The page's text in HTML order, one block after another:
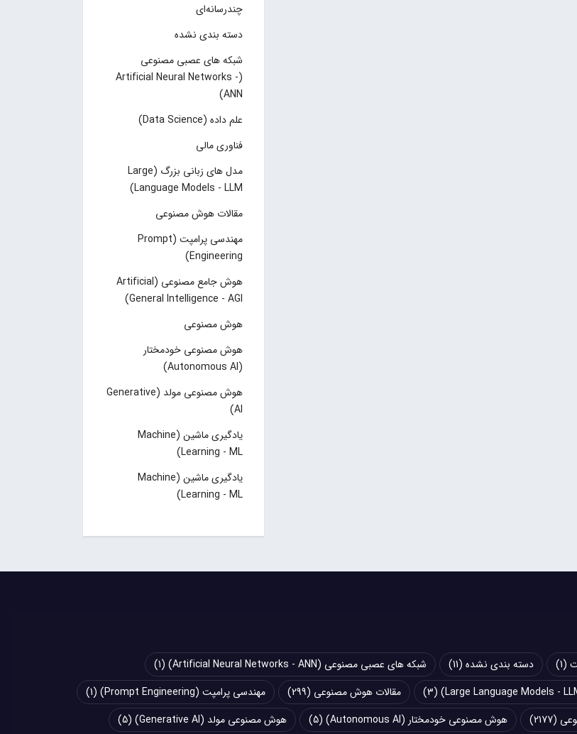
چند‌‌رسانه‌ای
دسته بندی نشده
شبکه های عصبی مصنوعی
(Artificial Neural Networks -
ANN)
علم داده (Data Science)
فناوری مالی
مدل های زبانی بزرگ (Large
Language Models - LLM)
مقالات هوش مصنوعی
مهندسی پرامپت (Prompt
Engineering)
هوش جامع مصنوعی (Artificial
General Intelligence - AGI)
هوش مصنوعی
هوش مصنوعی خودمختار
(Autonomous AI)
هوش مصنوعی مولد (Generative
AI)
یادگیری ماشین (Machine
Learning - ML)
یادگیری ماشین (Machine
Learning - ML)
(1) دسته بندی نشده (11) شبکه های عصبی مصنوعی (Artificial Neural Networks - ANN)
(1)
(3) مقالات هوش مصنوعی (299) مهندسی پرامپت (Prompt Engineering)
(1)
(2177) هوش مصنوعی خودمختار (Autonomous AI) (5) هوش مصنوعی مولد (Generative AI) (5)